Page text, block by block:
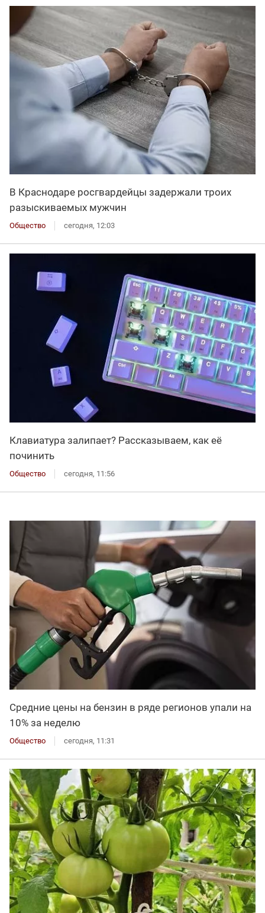
В Краснодаре росгвардейцы задержали троих
разыскиваемых мужчин
Общество сегодня, 12:03
Клавиатура залипает? Рассказываем, как её
починить
Общество сегодня, 11:56
Средние цены на бензин в ряде регионов упали на
10% за неделю
Общество сегодня, 11:31